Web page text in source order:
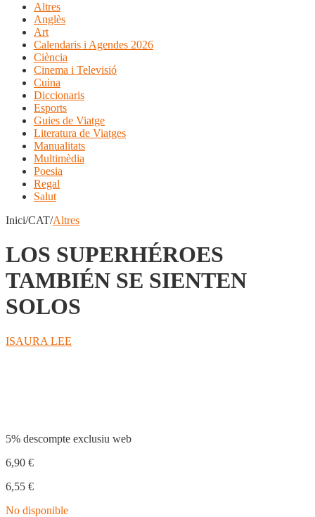
Altres
Anglès
Art
Calendaris i Agendes 2026
Ciència
Cinema i Televisió
Cuina
Diccionaris
Esports
Guies de Viatge
Literatura de Viatges
Manualitats
Multimèdia
Poesia
Regal
Salut
Inici/CAT/Altres
LOS SUPERHÉROES
TAMBIÉN SE SIENTEN
SOLOS
ISAURA LEE
5% descompte exclusiu web
6,90 €
6,55 €
No disponible